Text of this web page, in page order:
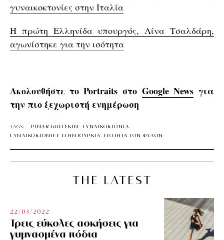
γυναικοκτονίες στην Ιταλία
Η πρώτη Ελληνίδα υπουργός, Λίνα Τσαλδάρη,
αγωνίστηκε για την ισότητα
Ακολουθήστε το Portraits στο Google Newsγια
την πιο ξεχωριστή ενημέρωση
TAGS: PINAR GÜLTEKIN
ΓΥΝΑΙΚΟΚΤΟΝΙΑ
ΓΥΝΑΙΚΟΚΤΟΝΙΕΣ ΣΤΗΝΤΟΥΡΚΙΑ
ΙΣΟΤΗΤΑ ΤΩΝ ΦΥΛΩΝ
THE LATEST
22/03/2022
Τρεις εύκολες ασκήσεις για
γυμνασμένα πόδια